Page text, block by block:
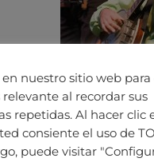
nuestro sitio web
al recordar sus
repetidas. Al hacer clic
consiente el uso de
puede visitar